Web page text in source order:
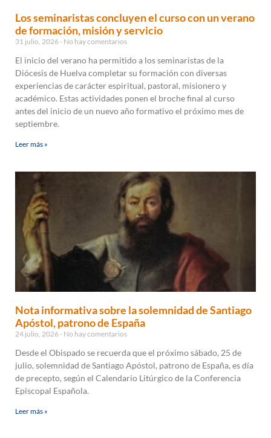
Los seminaristas concluyen el curso con un verano
de formación, misión y servicio
31 julio, 2026 No hay comentarios
El inicio del verano ha permitido a los seminaristas de la
Diócesis de Huelva completar su formación con diversas
experiencias de carácter espiritual, pastoral, misionero y
académico. Estas actividades ponen el broche final al curso
antes del inicio de un nuevo año formativo el próximo mes de
septiembre.
Leer más »
Nota informativa sobre la solemnidad de Santiago
Apóstol, patrono de España
24 julio, 2026 No hay comentarios
Desde el Obispado se recuerda que el próximo sábado, 25 de
julio, solemnidad de Santiago Apóstol, patrono de España, es día
de precepto, según el Calendario Litúrgico de la Conferencia
Episcopal Española.
Leer más »